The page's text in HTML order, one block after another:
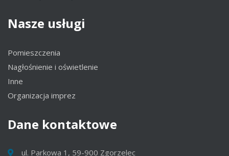
Nasze usługi
Pomieszczenia
Nagłośnienie i oświetlenie
Inne
Organizacja imprez
Dane kontaktowe
ul. Parkowa 1, 59-900 Zgorzelec